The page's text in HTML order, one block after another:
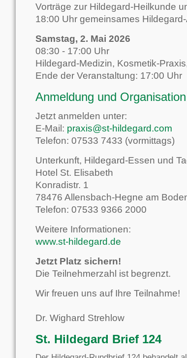
Vorträge zur Hildegard-Heilkunde
18:00 Uhr gemeinsames
Samstag, 2. Mai 2026
08:30 - 17:00 Uhr
Hildegard-Medizin, Kosmetik-
Ende der Veranstaltung: 17:00 Uhr
Anmeldung und Organisation
Jetzt anmelden unter:
E-Mail: praxis@st-hildegard.com
Telefon: 07533 7433 (vormittags)
Unterkunft, Hildegard-Essen und
Hotel St. Elisabeth
Konradistr. 1
78476 Allensbach-Hegne am
Telefon: 07533 9366 2000
Weitere Informationen:
www.st-hildegard.de
Jetzt Platz sichern!
Die Teilnehmerzahl ist begrenzt.
Wir freuen uns auf Ihre Teilnahme!
Dr. Wighard Strehlow
St. Hildegard Brief 124